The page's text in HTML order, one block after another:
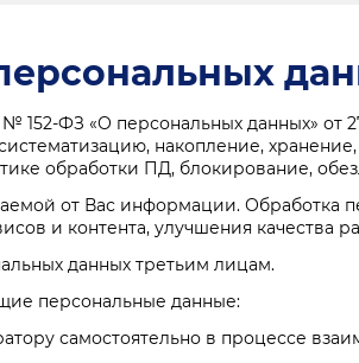
ФЗ «О персональных данных» от
накопление,
обработки ПД, блокирование,
от Вас информации. Обработка
и контента, улучшения качества
данных третьим лицам.
персональные данные:
самостоятельно в процессе